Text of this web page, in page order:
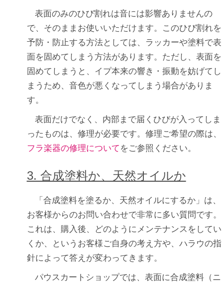
表面のみのひび割れは音には影響ありませんの
で、そのままお使いいただけます。このひび割れを
予防・防止する方法としては、ラッカーや塗料で表
面を固めてしまう方法があります。ただし、表面を
固めてしまうと、イプ本来の響き・振動を妨げてし
まうため、音色が悪くなってしまう場合がありま
す。
表面だけでなく、内部まで届くひびが入ってしま
ったものは、修理が必要です。修理ご希望の際は、
フラ楽器の修理について をご参照ください。
3. 合成塗料か、天然オイルか
「合成塗料を塗るか、天然オイルにするか」は、
お客様からのお問い合わせで非常に多い質問です。
これは、購入後、どのようにメンテナンスをしてい
くか、というお客様ご自身の考え方や、ハラウの指
針によって答えが変わってきます。
パウスカートショップでは、表面に合成塗料（ニ